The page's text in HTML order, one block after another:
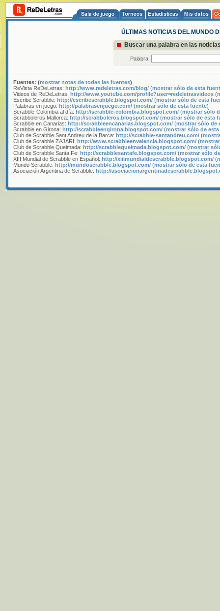
ÚLTIMAS NOTICIAS DEL MUNDO
Buscar una palabra en las
Palabra:
Fuentes: (mostrar notas de todas las fuentes)
ReVista ReDeLetras: http://www.redeletras.com/blog/ (mostrar sólo de esta
Videos de ReDeLetras: http://www.youtube.com/profile?user=redeletrasvideos (
Escribe Scrabble: http://escribescrabble.blogspot.com/ (mostrar sólo de esta
Palabras en juego: http://palabrasenjuego.com/ (mostrar sólo de esta fuente)
Scrabble-Colombia al día: http://scrabble-colombia.blogspot.com/ (mostrar sólo
Scrabboleros Mallorca: http://scrabboleros.blogspot.com/ (mostrar sólo de esta
Scrabble en Canarias: http://scrabbleencanarias.blogspot.com/ (mostrar sólo de
Scrabble en Girona: http://scrabbleengirona.blogspot.com/ (mostrar sólo de
Club de Scrabble Sant Andreu de la Barca: http://scrabble-santandreu.com/ (
Club de Scrabble ZAJARI: http://www.scrabbleenvalencia.blogspot.com/ (
Club de Scrabble Queimada: http://scrabblequeimada.blogspot.com/ (mostrar
Club de Scrabble Santa Fe: http://scrabblesantafe.blogspot.com/ (mostrar sólo
XIII Mundial de Scrabble en Español: http://xiiimundialdescrabble.blogspot.com/ (
Mundo Scrabble: http://mundoscrabble.blogspot.com/ (mostrar sólo de esta
Asociación Argentina de Scrabble: http://